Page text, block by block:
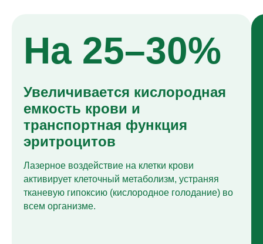
На 25–30%
Увеличивается кислородная
емкость крови и
транспортная функция
эритроцитов
Лазерное воздействие на клетки крови
активирует клеточный метаболизм, устраняя
тканевую гипоксию (кислородное голодание) во
всем организме.